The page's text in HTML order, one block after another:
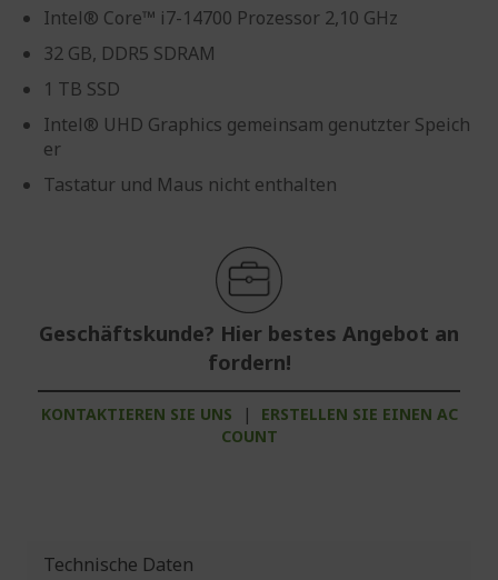
Intel® Core™ i7-14700 Prozessor 2,10 GHz
32 GB, DDR5 SDRAM
1 TB SSD
Intel® UHD Graphics gemeinsam genutzter Speich
er
Tastatur und Maus nicht enthalten
Geschäftskunde? Hier bestes Angebot an
fordern!
KONTAKTIEREN SIE UNS |
ERSTELLEN SIE EINEN AC
COUNT
Technische Daten